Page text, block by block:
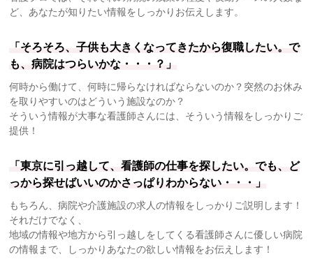
ど、あなたが知りたい情報をしっかりお伝えします。
「そろそろ、子供も大きくなってきたから復職したい。で
も、病院はつらいかな・・・？」
何時から働けて、何時に帰らなければならないのか？突然のお休み
を取りやすいのはどういう施設なのか？
そういう情報が大事な看護師さんには、そういう情報をしっかりご
提供！
「東京に引っ越して、看護師の仕事を探したい。でも、ど
っから探せばいいのかさっぱりわからない・・・」
もちろん、病院や介護施設の求人の情報をしっかりご説明します！
それだけでなく、
地域の情報や地方から引っ越しをしてくる看護師さんに優しい病院
の情報まで、しっかりあなたの欲しい情報をお伝えします！